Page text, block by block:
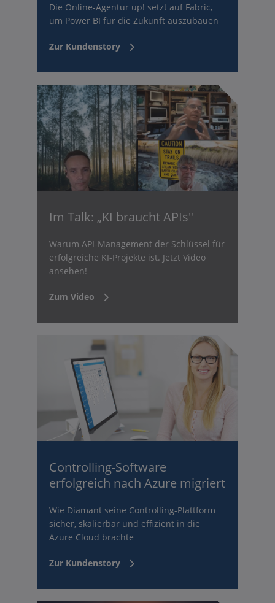
Die Online-Agentur up! setzt auf Fabric,
um Power BI für die Zukunft auszubauen
Zur Kundenstory
Im Talk: „KI braucht APIs"
Warum API-Management der Schlüssel für
erfolgreiche KI-Projekte ist. Jetzt Video
ansehen!
Zum Video
Controlling-Software
erfolgreich nach Azure migriert
Wie Diamant seine Controlling-Plattform
sicher, skalierbar und effizient in die
Azure Cloud brachte
Zur Kundenstory